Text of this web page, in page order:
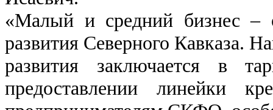
«Малый и средний бизнес –
развития Северного Кавказа.
развития заключается в
предоставлении линейки